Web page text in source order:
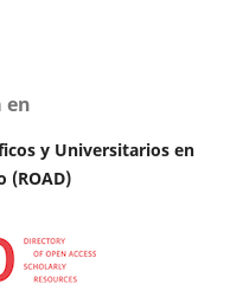
en
y Universitarios en
(ROAD)